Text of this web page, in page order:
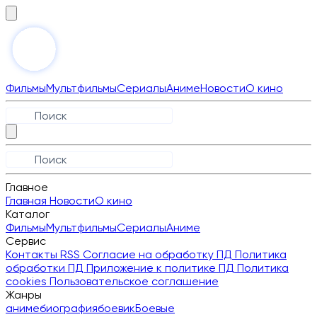
ФильмыМультфильмыСериалыАнимеНовостиО кино
Главное
Главная НовостиО кино
Каталог
ФильмыМультфильмыСериалыАниме
Сервис
Контакты RSS Согласие на обработку ПД Политика
обработки ПД Приложение к политике ПД Политика
cookies Пользовательское соглашение
Жанры
анимебиографиябоевикБоевые